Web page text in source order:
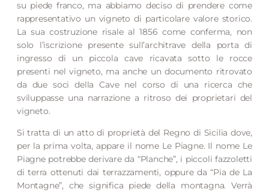
su piede franco, ma abbiamo deciso di prendere come
rappresentativo un vigneto di particolare valore storico.
La sua costruzione risale al 1856 come conferma, non
solo l’iscrizione presente sull’architrave della porta di
ingresso di un piccola cave ricavata sotto le rocce
presenti nel vigneto, ma anche un documento ritrovato
da due soci della Cave nel corso di una ricerca che
sviluppasse una narrazione a ritroso dei proprietari del
vigneto.
Si tratta di un atto di proprietà del Regno di Sicilia dove,
per la prima volta, appare il nome Le Piagne. Il nome Le
Piagne potrebbe derivare da “Planche”, i piccoli fazzoletti
di terra ottenuti dai terrazzamenti, oppure da “Pia de La
Montagne”, che significa piede della montagna. Verrà